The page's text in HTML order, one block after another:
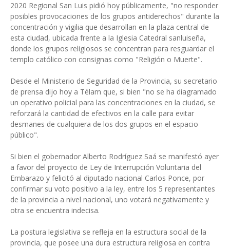
2020 Regional San Luis pidió hoy públicamente, "no responder
posibles provocaciones de los grupos antiderechos" durante la
concentración y vigilia que desarrollan en la plaza central de
esta ciudad, ubicada frente a la Iglesia Catedral sanluiseña,
donde los grupos religiosos se concentran para resguardar el
templo católico con consignas como "Religión o Muerte".
Desde el Ministerio de Seguridad de la Provincia, su secretario
de prensa dijo hoy a Télam que, si bien "no se ha diagramado
un operativo policial para las concentraciones en la ciudad, se
reforzará la cantidad de efectivos en la calle para evitar
desmanes de cualquiera de los dos grupos en el espacio
público".
Si bien el gobernador Alberto Rodríguez Saá se manifestó ayer
a favor del proyecto de Ley de Interrupción Voluntaria del
Embarazo y felicitó al diputado nacional Carlos Ponce, por
confirmar su voto positivo a la ley, entre los 5 representantes
de la provincia a nivel nacional, uno votará negativamente y
otra se encuentra indecisa.
La postura legislativa se refleja en la estructura social de la
provincia, que posee una dura estructura religiosa en contra